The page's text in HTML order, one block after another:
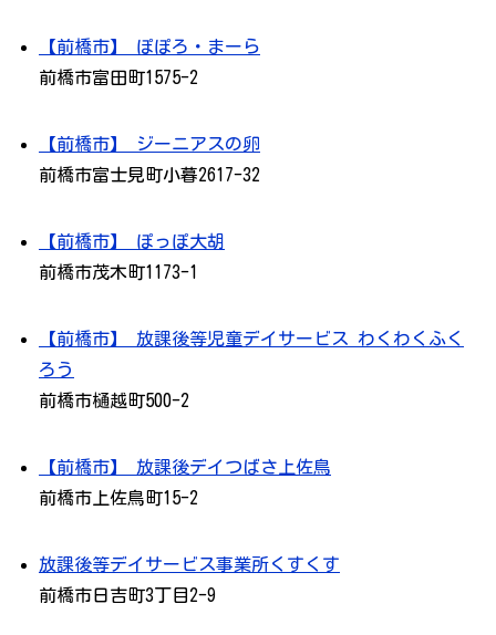
【前橋市】 ぽぽろ・まーら
前橋市富田町1575-2
【前橋市】 ジーニアスの卵
前橋市富士見町小暮2617-32
【前橋市】 ぽっぽ大胡
前橋市茂木町1173-1
【前橋市】 放課後等児童デイサービス わくわくふく
ろう
前橋市樋越町500-2
【前橋市】 放課後デイつばさ上佐鳥
前橋市上佐鳥町15-2
放課後等デイサービス事業所くすくす
前橋市日吉町3丁目2-9